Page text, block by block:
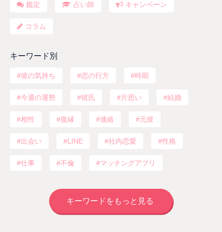
鑑定 占い師 キャンペーン
コラム
キーワード別
彼の気持ち 恋の行方 時期
今週の運勢 彼氏 片思い 結婚
相性 復縁 連絡 元彼
出会い LINE 社内恋愛 性格
仕事 不倫 マッチングアプリ
キーワードをもっと見る